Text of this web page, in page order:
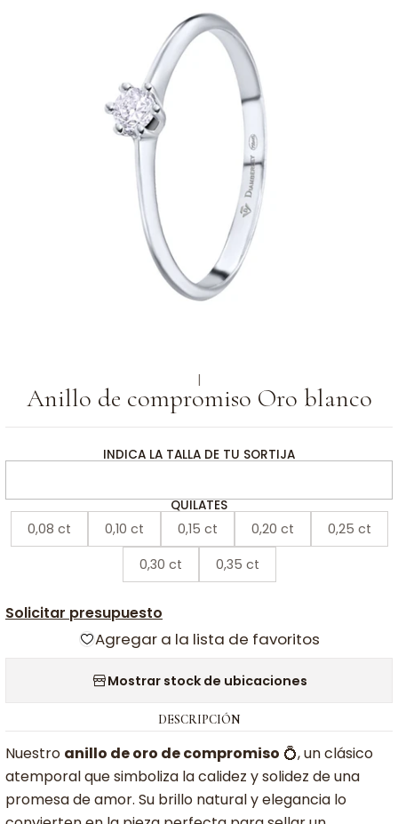
|
Anillo de compromiso Oro blanco
INDICA LA TALLA DE TU SORTIJA
QUILATES
0,08 ct 0,10 ct 0,15 ct 0,20 ct
0,25 ct
0,30 ct
0,35 ct
Solicitar presupuesto
Agregar a la lista de favoritos
Mostrar stock de ubicaciones
DESCRIPCIÓN
Nuestro anillo de oro de compromiso 💍, un clásico
atemporal que simboliza la calidez y solidez de una
promesa de amor. Su brillo natural y elegancia lo